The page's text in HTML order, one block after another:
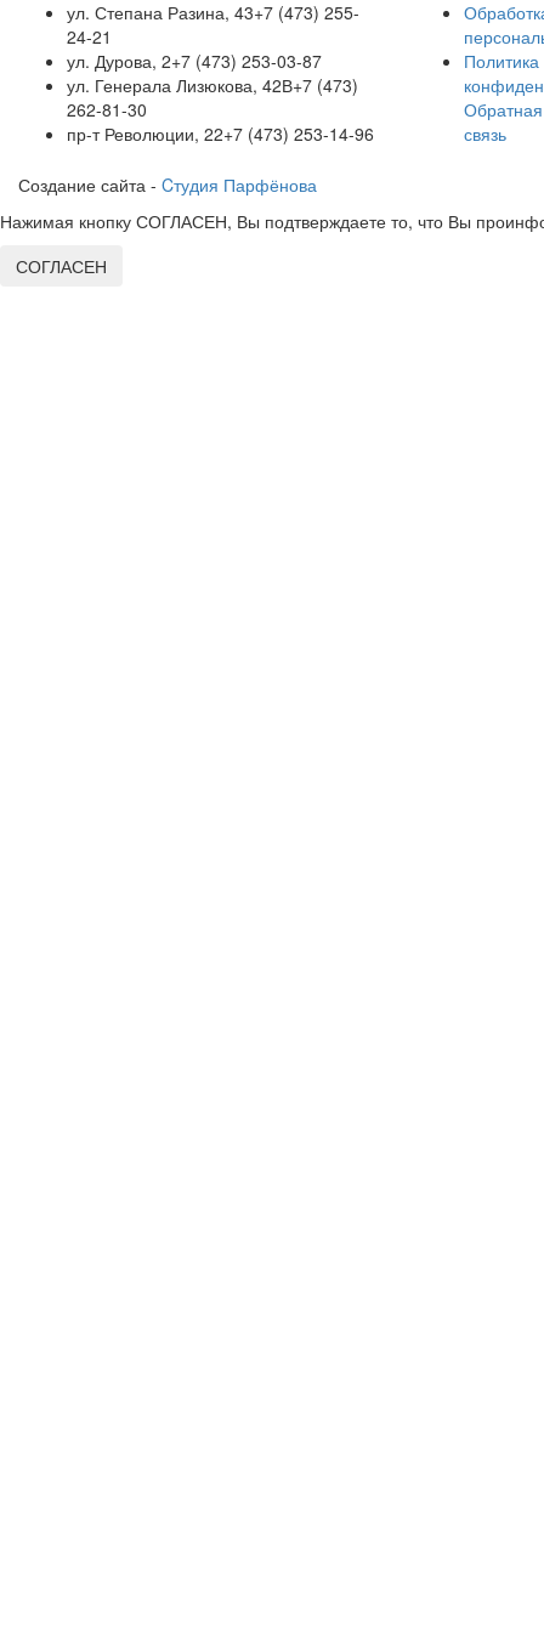
ул. Степана Разина, 43+7 (473) 255-
24-21
ул. Дурова, 2+7 (473) 253-03-87
ул. Генерала Лизюкова, 42В+7 (473)
262-81-30
пр-т Революции, 22+7 (473) 253-14-96
Политика
Обратная
связь
Создание сайта - Cтудия Парфёнова
Нажимая кнопку СОГЛАСЕН, Вы подтверждаете то, что Вы
СОГЛАСЕН